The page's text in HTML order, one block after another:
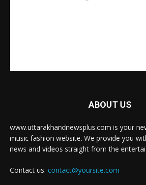
ABOUT US
www.uttarakhandnewsplus.com is your
music fashion website. We provide you
news and videos straight from the
Contact us: contact@yoursite.com